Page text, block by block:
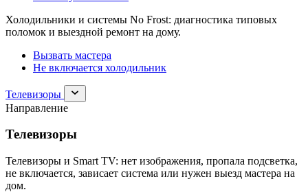
Холодильники и системы No Frost: диагностика типовых
поломок и выездной ремонт на дому.
Вызвать мастера
Не включается холодильник
Телевизоры
Раскрыть
раздел
Направление
Телевизоры
Телевизоры и Smart TV: нет изображения, пропала подсветка,
не включается, зависает система или нужен выезд мастера на
дом.